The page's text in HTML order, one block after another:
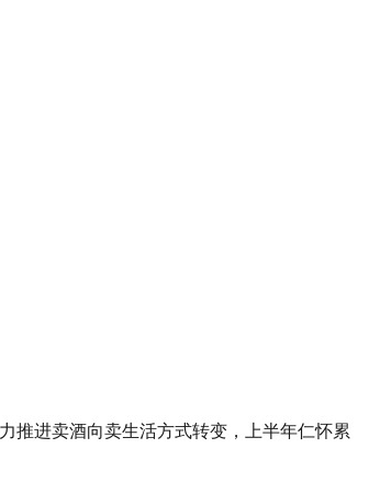
推进卖酒向卖生活方式转变，上半年仁怀累